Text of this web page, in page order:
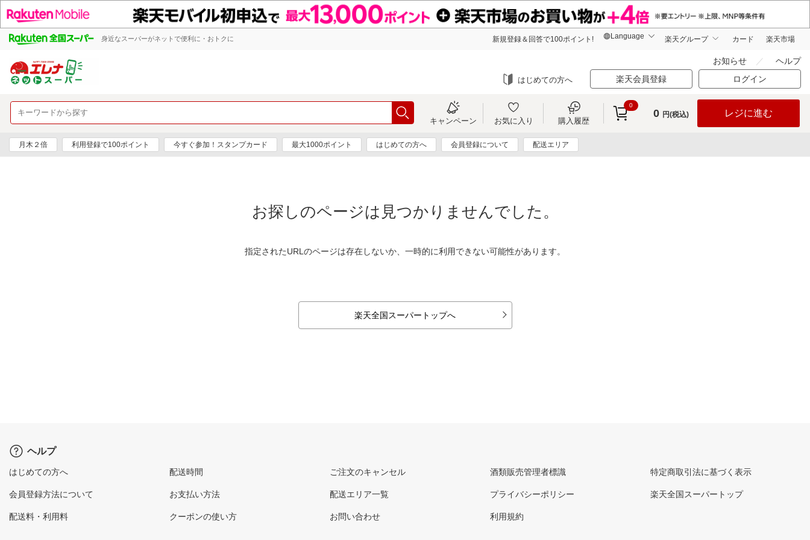
身近なスーパーがネットで便利に・おトクに 新規登録＆回答で100ポイント! 楽天グループ カード 楽天市場
お知らせ ヘルプ
はじめての方へ 楽天会員登録 ログイン
キャンペーン お気に入り 購入履歴
0
0 円(税込) レジに進む
月木２倍 利用登録で100ポイント 今すぐ参加！スタンプカード 最大1000ポイント はじめての方へ 会員登録について 配送エリア
お探しのページは見つかりませんでした。
指定されたURLのページは存在しないか、一時的に利用できない可能性があります。
楽天全国スーパートップへ
ヘルプ
はじめての方へ
会員登録方法について
配送料・利用料
配送時間
お支払い方法
クーポンの使い方
ご注文のキャンセル
配送エリア一覧
お問い合わせ
酒類販売管理者標識
プライバシーポリシー
利用規約
特定商取引法に基づく表示
楽天全国スーパートップ